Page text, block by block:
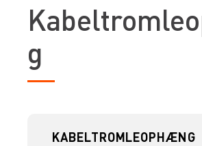
g
KABELTROMLEOPHÆNG